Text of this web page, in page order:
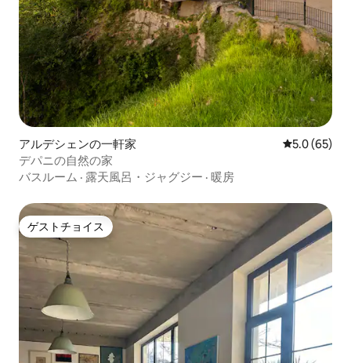
アルデシェンの一軒家 レビュー65
5.0 (65)
デパニの自然の家
バスルーム · 露天風呂・ジャグジー · 暖房
ゲストチョイス
ゲストチョイス